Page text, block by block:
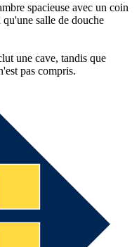
spacieuse avec un coin
qu'une salle de douche
une cave, tandis que
pas compris.